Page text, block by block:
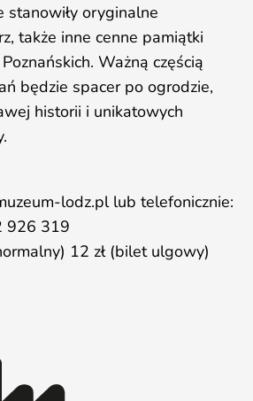
stanowiły oryginalne
także inne cenne pamiątki
Ważną częścią
będzie spacer po ogrodzie,
historii i unikatowych
lodz.pl lub telefonicznie:
926 319
12 zł (bilet ulgowy)